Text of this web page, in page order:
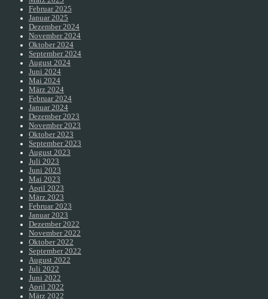
Februar 2025
Januar 2025
Dezember 2024
November 2024
Oktober 2024
September 2024
August 2024
Juni 2024
Mai 2024
März 2024
Februar 2024
Januar 2024
Dezember 2023
November 2023
Oktober 2023
September 2023
August 2023
Juli 2023
Juni 2023
Mai 2023
April 2023
März 2023
Februar 2023
Januar 2023
Dezember 2022
November 2022
Oktober 2022
September 2022
August 2022
Juli 2022
Juni 2022
April 2022
März 2022